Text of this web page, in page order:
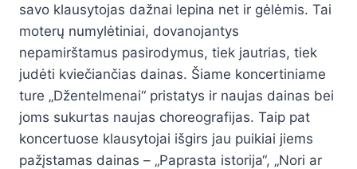
savo klausytojas dažnai lepina net ir gėlėmis. Tai
moterų numylėtiniai, dovanojantys
nepamirštamus pasirodymus, tiek jautrias, tiek
judėti kviečiančias dainas. Šiame koncertiniame
ture „Džentelmenai“ pristatys ir naujas dainas bei
joms sukurtas naujas choreografijas. Taip pat
koncertuose klausytojai išgirs jau puikiai jiems
pažįstamas dainas – „Paprasta istorija“, „Nori ar